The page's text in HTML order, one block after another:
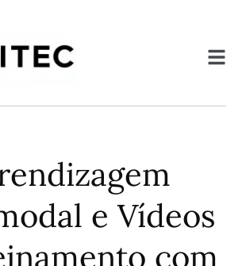
e Vídeos
com